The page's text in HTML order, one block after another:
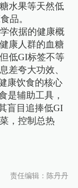
水果等天然低
品。
依据的健康概
康人群的血糖
低GI标签不等
差夸大功效、
康饮食的核心
是辅助工具，
盲目追捧低GI
，控制总热
责任编辑：陈丹丹